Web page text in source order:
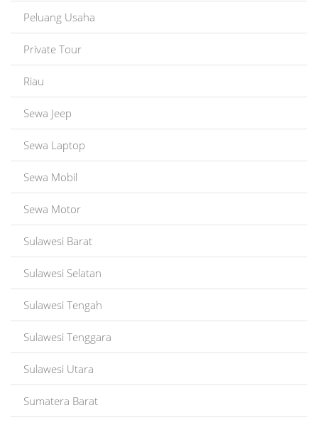
Peluang Usaha
Private Tour
Riau
Sewa Jeep
Sewa Laptop
Sewa Mobil
Sewa Motor
Sulawesi Barat
Sulawesi Selatan
Sulawesi Tengah
Sulawesi Tenggara
Sulawesi Utara
Sumatera Barat